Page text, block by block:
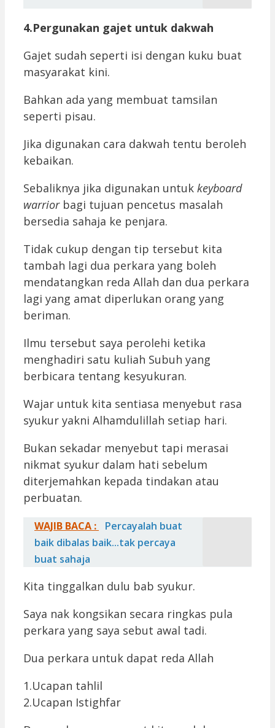
4.Pergunakan gajet untuk dakwah
Gajet sudah seperti isi dengan kuku buat
masyarakat kini.
Bahkan ada yang membuat tamsilan
seperti pisau.
Jika digunakan cara dakwah tentu beroleh
kebaikan.
Sebaliknya jika digunakan untuk keyboard
warriorbagi tujuan pencetus masalah
bersedia sahaja ke penjara.
Tidak cukup dengan tip tersebut kita
tambah lagi dua perkara yang boleh
mendatangkan reda Allah dan dua perkara
lagi yang amat diperlukan orang yang
beriman.
Ilmu tersebut saya perolehi ketika
menghadiri satu kuliah Subuh yang
berbicara tentang kesyukuran.
Wajar untuk kita sentiasa menyebut rasa
syukur yakni Alhamdulillah setiap hari.
Bukan sekadar menyebut tapi merasai
nikmat syukur dalam hati sebelum
diterjemahkan kepada tindakan atau
perbuatan.
WAJIB BACA :
Percayalah buat
baik dibalas baik...tak percaya
buat sahaja
Kita tinggalkan dulu bab syukur.
Saya nak kongsikan secara ringkas pula
perkara yang saya sebut awal tadi.
Dua perkara untuk dapat reda Allah
1.Ucapan tahlil
2.Ucapan Istighfar